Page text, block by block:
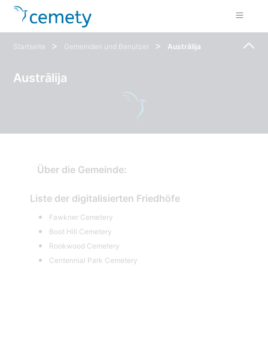
Startseite > Gemeinden und Benutzer > Austrālija
Austrālija
Liste der digitalisierten Friedhöfe
Fawkner Cemetery
Boot Hill Cemetery
Rookwood Cemetery
Centennial Park Cemetery
Über die Gemeinde: